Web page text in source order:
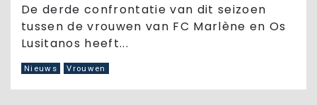
De derde confrontatie van dit seizoen
tussen de vrouwen van FC Marlène en Os
Lusitanos heeft...
Nieuws Vrouwen